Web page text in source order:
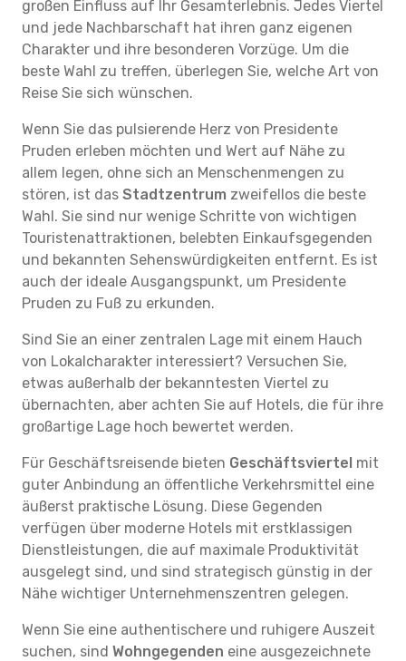
großen Einfluss auf Ihr Gesamterlebnis. Jedes Viertel
und jede Nachbarschaft hat ihren ganz eigenen
Charakter und ihre besonderen Vorzüge. Um die
beste Wahl zu treffen, überlegen Sie, welche Art von
Reise Sie sich wünschen.
Wenn Sie das pulsierende Herz von Presidente
Pruden erleben möchten und Wert auf Nähe zu
allem legen, ohne sich an Menschenmengen zu
stören, ist das Stadtzentrum zweifellos die beste
Wahl. Sie sind nur wenige Schritte von wichtigen
Touristenattraktionen, belebten Einkaufsgegenden
und bekannten Sehenswürdigkeiten entfernt. Es ist
auch der ideale Ausgangspunkt, um Presidente
Pruden zu Fuß zu erkunden.
Sind Sie an einer zentralen Lage mit einem Hauch
von Lokalcharakter interessiert? Versuchen Sie,
etwas außerhalb der bekanntesten Viertel zu
übernachten, aber achten Sie auf Hotels, die für ihre
großartige Lage hoch bewertet werden.
Für Geschäftsreisende bieten Geschäftsviertel mit
guter Anbindung an öffentliche Verkehrsmittel eine
äußerst praktische Lösung. Diese Gegenden
verfügen über moderne Hotels mit erstklassigen
Dienstleistungen, die auf maximale Produktivität
ausgelegt sind, und sind strategisch günstig in der
Nähe wichtiger Unternehmenszentren gelegen.
Wenn Sie eine authentischere und ruhigere Auszeit
suchen, sind Wohngegenden eine ausgezeichnete